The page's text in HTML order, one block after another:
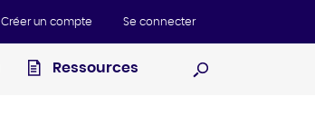
Créer un compte Se connecter
Ressources